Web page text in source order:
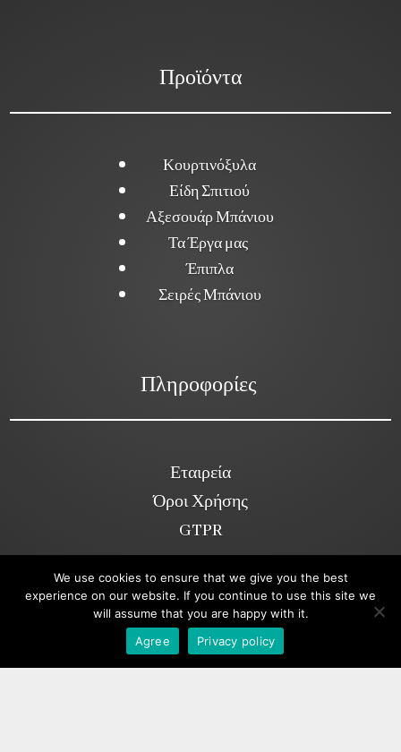
Προϊόντα
Κουρτινόξυλα
Είδη Σπιτιού
Αξεσουάρ Μπάνιου
Τα Έργα μας
Έπιπλα
Σειρές Μπάνιου
Πληροφορίες
Εταιρεία
Όροι Χρήσης
GTPR
Κοινωνικά Δίκτυα
We use cookies to ensure that we give you the best
experience on our website. If you continue to use this site we
will assume that you are happy with it.
Agree
Privacy policy
Viber